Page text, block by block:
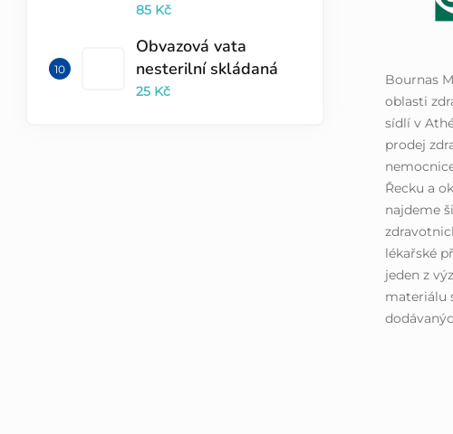
85 Kč
Obvazová vata
nesterilní skládaná
25 Kč
Bournas
oblasti
sídlí v
prodej
Řecku a
najdeme
lékařské
jeden z
materiálu